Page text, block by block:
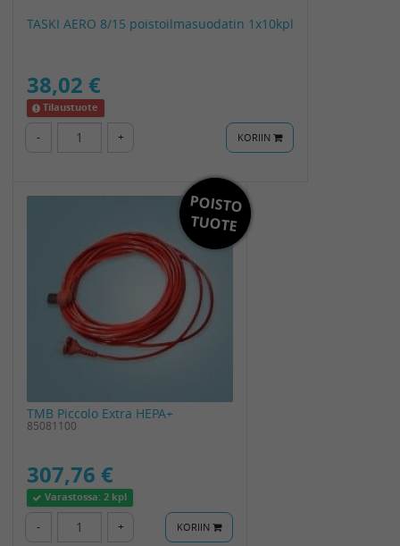
TASKI AERO 8/15 poistoilmasuodatin 1x10kpl
38,02 €
Tilaustuote
- + KORIIN
Toimitus
0€
POISTO
TUOTE
TMB Piccolo Extra HEPA+
85081100
307,76 €
Varastossa:2 kpl
- + KORIIN